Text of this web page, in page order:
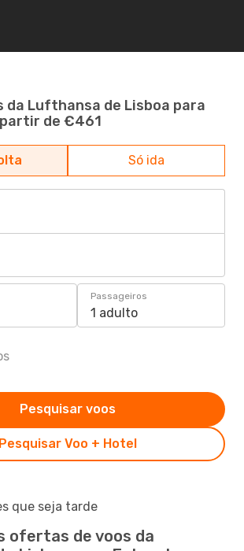
da Lufthansa de Lisboa para
de €461
Só ida
Passageiros
1 adulto
Pesquisar Voo + Hotel
Pesquisar voos
que seja tarde
ofertas de voos da